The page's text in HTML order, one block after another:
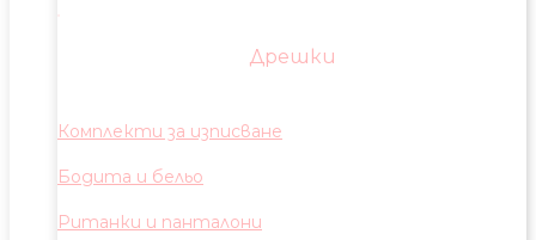
Дрешки
Комплекти за изписване
Бодита и бельо
Ританки и панталони